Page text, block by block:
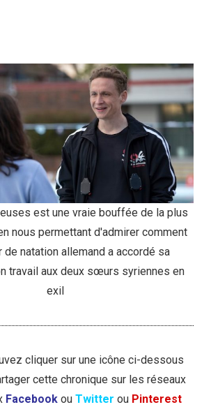
est une vraie bouffée de la plus
nous permettant d'admirer comment
de natation allemand a accordé sa
travail aux deux sœurs syriennes en
exil
cliquer sur une icône ci-dessous
cette chronique sur les réseaux
Facebook ou Twitter ou Pinterest